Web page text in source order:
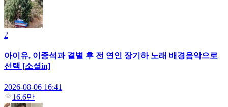
2
아이유, 이종석과 결별 후 전 연인 장기하 노래 배경음악으로
선택 [소셜in]
2026-08-06 16:41
16.6만